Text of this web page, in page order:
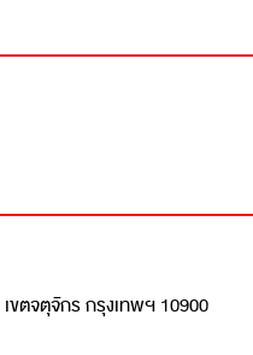
ขตจตุจักร กรุงเทพฯ 10900